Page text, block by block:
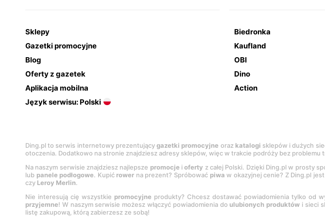
Sklepy
Gazetki promocyjne
Blog
Oferty z gazetek
Aplikacja mobilna
Język serwisu: Polski
Biedronka
Kaufland
OBI
Dino
Action
Ding.pl to serwis internetowy prezentującygazetki promocyjne oraz katalogi sklepów i dużych
otoczenia. Dodatkowo na stronie znajdziesz adresy sklepów, więc w trakcie podróży bez problemu
Na naszym serwisie znajdziesz najlepsze promocje ioferty z całej Polski. Dzięki Ding.pl w prosty
lub panele podłogowe. Kupić rower na prezent? Spróbować piwa w okazyjnej cenie? Z Ding.pl
czy Leroy Merlin.
Nie interesują cię wszystkie promocyjne produkty? Chcesz dostawać powiadomienia tylko od
przyjemne! W naszym serwisie możesz włączyć powiadomienia do ulubionych produktów i sieci
listę zakupową, którą zabierzesz ze sobą!